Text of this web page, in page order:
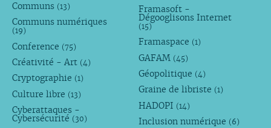
Communs (13)
Communs numériques
(19)
Conference (75)
Créativité - Art (4)
Cryptographie (1)
Culture libre (13)
Cyberattaques -
Cybersécurité (30)
Framasoft -
Dégooglisons Internet
(15)
Framaspace (1)
GAFAM (45)
Géopolitique (4)
Graine de libriste (1)
HADOPI (14)
Inclusion numérique (6)